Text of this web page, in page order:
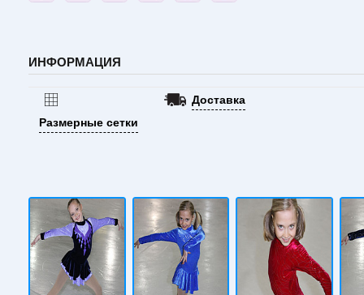
ИНФОРМАЦИЯ
Размерные сетки
Доставка